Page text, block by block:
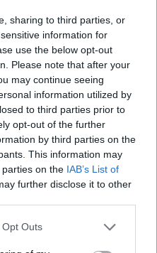
sharing to third parties, or
information for
use the below opt-out
Please note that after your
may continue seeing
information utilized by
to third parties prior to
opt-out of the further
by third parties on the
This information may
on the IAB’s List of
further disclose it to other
Outs
Jūros šventę anksčiau
puošęs Anatolijus
Klemencovas: gal jau
užtenka
nusekęs Dunojus
II pasaulinio karo laikų
lietuvių aktorė: „Jos